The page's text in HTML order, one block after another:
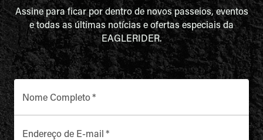
Assine para ficar por dentro de novos passeios, eventos
e todas as últimas notícias e ofertas especiais da
EAGLERIDER.
Nome Completo*
Endereço de E-mail *